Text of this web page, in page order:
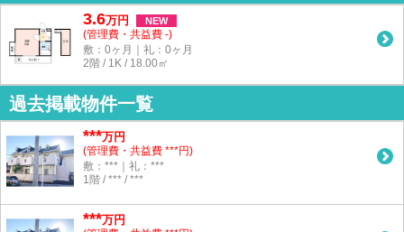
3.6万円 NEW
(管理費・共益費 -)
敷：0ヶ月｜礼：0ヶ月
2階 / 1K / 18.00㎡
過去掲載物件一覧
***万円
(管理費・共益費 ***円)
敷：***｜礼：***
1階 / *** / ***
***万円